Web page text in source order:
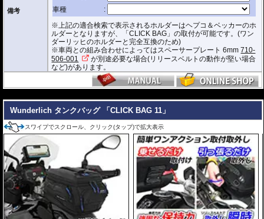
オプションでスペーサー
をご用意しております。タンクとタンクバッグのク
リアランスの調節が可能です。
容量 : 約6L(拡張時8L)
D x W x H(cm) : 約 33 x 20 x 16.5(拡張時:20)
※サイズ/画像からハンドルなどと干渉しないことをあらかじめご確認の上お求
備考
※上記の適合検索で表示されるホルダーはヘプコ＆ベッカーのホ
ルダーとなりますが、「CLICK BAG」の取付が可能です。(ワン
ダーリッヒのホルダーと完全互換のため)
※車両との組み合わせによってはスペーサープレート 6mm710-
506-001
が別途必要な場合(リリースベルトの動作が堅い場合
など)があります。
Wunderlich タンクバッグ 「CLICK BAG 11」
スワイプでスクロール、クリック(タップ)で拡大表示